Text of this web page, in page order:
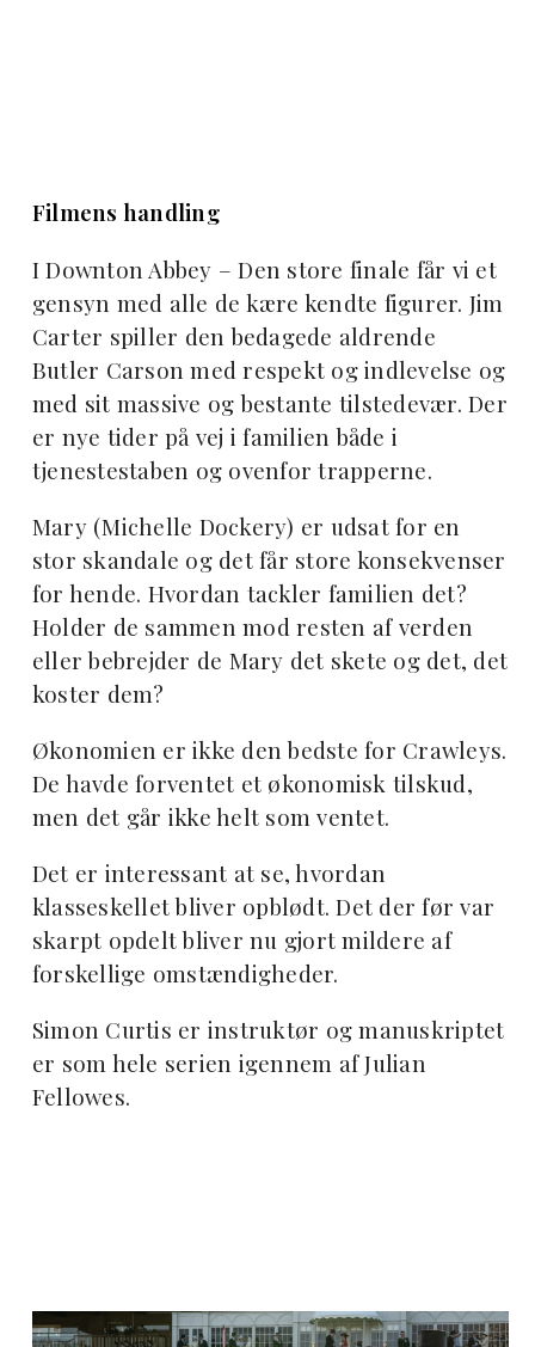
Filmens handling
I Downton Abbey – Den store finale får vi et
gensyn med alle de kære kendte figurer. Jim
Carter spiller den bedagede aldrende
Butler Carson med respekt og indlevelse og
med sit massive og bestante tilstedevær. Der
er nye tider på vej i familien både i
tjenestestaben og ovenfor trapperne.
Mary (Michelle Dockery) er udsat for en
stor skandale og det får store konsekvenser
for hende. Hvordan tackler familien det?
Holder de sammen mod resten af verden
eller bebrejder de Mary det skete og det, det
koster dem?
Økonomien er ikke den bedste for Crawleys.
De havde forventet et økonomisk tilskud,
men det går ikke helt som ventet.
Det er interessant at se, hvordan
klasseskellet bliver opblødt. Det der før var
skarpt opdelt bliver nu gjort mildere af
forskellige omstændigheder.
Simon Curtis er instruktør og manuskriptet
er som hele serien igennem af Julian
Fellowes.